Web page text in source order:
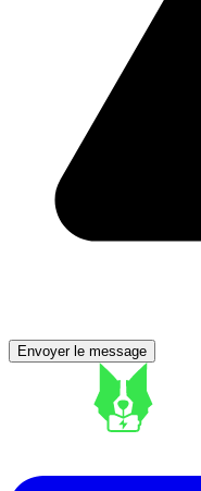
Envoyer le message